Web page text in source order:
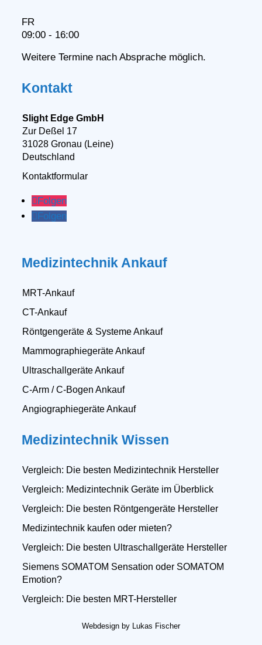
FR
09:00 - 16:00
Weitere Termine nach Absprache möglich.
Kontakt
Slight Edge GmbH
Zur Deßel 17
31028 Gronau (Leine)
Deutschland
Kontaktformular
Folgen
Folgen
Medizintechnik Ankauf
MRT-Ankauf
CT-Ankauf
Röntgengeräte & Systeme Ankauf
Mammographiegeräte Ankauf
Ultraschallgeräte Ankauf
C-Arm / C-Bogen Ankauf
Angiographiegeräte Ankauf
Medizintechnik Wissen
Vergleich: Die besten Medizintechnik Hersteller
Vergleich: Medizintechnik Geräte im Überblick
Vergleich: Die besten Röntgengeräte Hersteller
Medizintechnik kaufen oder mieten?
Vergleich: Die besten Ultraschallgeräte Hersteller
Siemens SOMATOM Sensation oder SOMATOM
Emotion?
Vergleich: Die besten MRT-Hersteller
Webdesign by Lukas Fischer